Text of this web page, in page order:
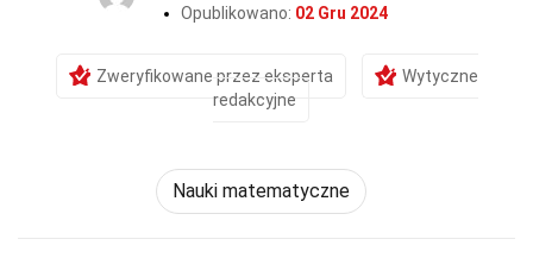
Opublikowano: 02 Gru 2024
Zweryfikowane przez eksperta
Wytyczne
redakcyjne
Nauki matematyczne